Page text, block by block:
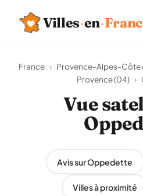
Villes·en·
France › Provence-Alpes-Côte
Provence (04) ›
Vue
Avis sur Oppedette
Villes à proximité